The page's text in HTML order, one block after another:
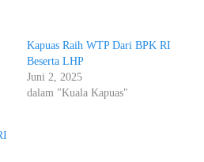
Kapuas Raih WTP Dari BPK RI
Beserta LHP
Juni 2, 2025
dalam "Kuala Kapuas"